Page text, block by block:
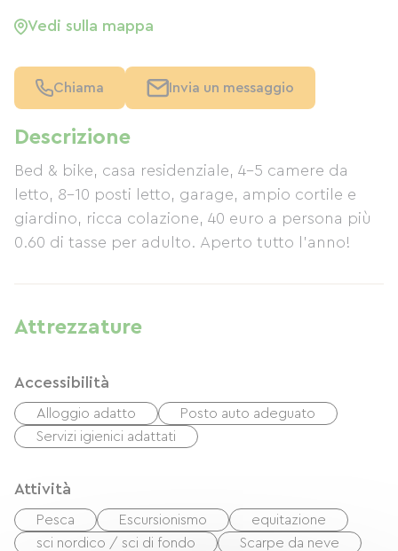
Descrizione
Bed & bike, casa residenziale, 4-5 camere da
letto, 8-10 posti letto, garage, ampio cortile e
giardino, ricca colazione, 40 euro a persona più
0.60 di tasse per adulto. Aperto tutto l'anno!
Attrezzature
Accessibilità
Alloggio adatto
Posto auto adeguato
Servizi igienici adattati
Attività
Pesca Escursionismo
equitazione
sci nordico / sci di fondo
Scarpe da neve
Vedi sulla mappa
Chiama Invia un messaggio